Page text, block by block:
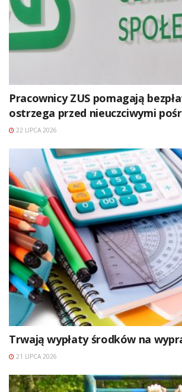
Pracownicy ZUS pomagają
ostrzega przed nieuczciwymi
22 LIPCA 2026
Trwają wypłaty środków na
21 LIPCA 2026